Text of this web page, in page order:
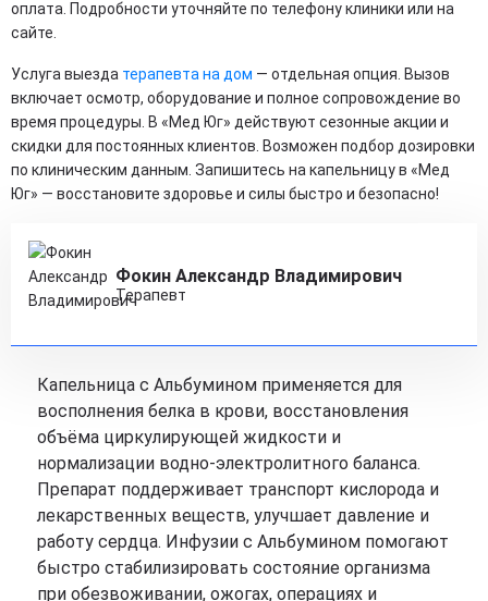
оплата. Подробности уточняйте по телефону клиники или на
сайте.
Услуга выезда терапевта на дом — отдельная опция. Вызов
включает осмотр, оборудование и полное сопровождение во
время процедуры. В «Мед Юг» действуют сезонные акции и
скидки для постоянных клиентов. Возможен подбор дозировки
по клиническим данным. Запишитесь на капельницу в «Мед
Юг» — восстановите здоровье и силы быстро и безопасно!
Фокин Александр Владимирович
Терапевт
Капельница с Альбумином применяется для
восполнения белка в крови, восстановления
объёма циркулирующей жидкости и
нормализации водно-электролитного баланса.
Препарат поддерживает транспорт кислорода и
лекарственных веществ, улучшает давление и
работу сердца. Инфузии с Альбумином помогают
быстро стабилизировать состояние организма
при обезвоживании, ожогах, операциях и